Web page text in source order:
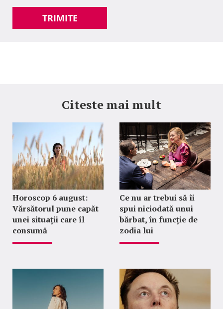
TRIMITE
Citeste mai mult
Horoscop 6 august:
Vărsătorul pune capăt
unei situații care îl
consumă
Ce nu ar trebui să îi
spui niciodată unui
bărbat, în funcție de
zodia lui